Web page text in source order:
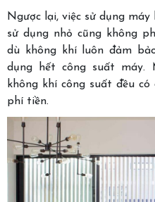
Ngược lại, việc sử dụng
sử dụng nhỏ cũng không
dù không khí luôn đảm
dụng hết công suất máy.
không khí công suất đều
phí tiền.